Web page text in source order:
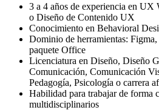
3 a 4 años de experiencia en
o Diseño de Contenido UX
Conocimiento en Behavioral
Dominio de herramientas:
paquete Office
Licenciatura en Diseño, Diseño
Comunicación, Comunicación
Pedagogía, Psicología o carrera
Habilidad para trabajar de forma
multidisciplinarios